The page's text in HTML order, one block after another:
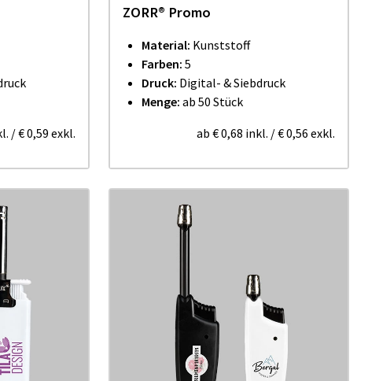
/€ 0,59 exkl.
ZORR® Promo
Material: Kunststoff
Farben: 5
Druck: Digital- & Siebdruck
Menge: ab 50 Stück
ab € 0,68 inkl. /€ 0,56 exkl.